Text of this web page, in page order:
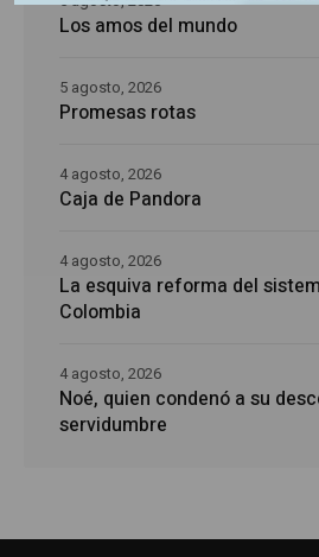
Los amos del mundo
Promesas rotas
5 agosto, 2026
Caja de Pandora
4 agosto, 2026
La esquiva reforma del
Colombia
4 agosto, 2026
Noé, quien condenó a su
servidumbre
4 agosto, 2026